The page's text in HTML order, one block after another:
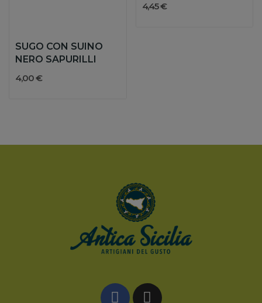
SUGO CON SUINO
NERO SAPURILLI
4,00 €
4,45 €